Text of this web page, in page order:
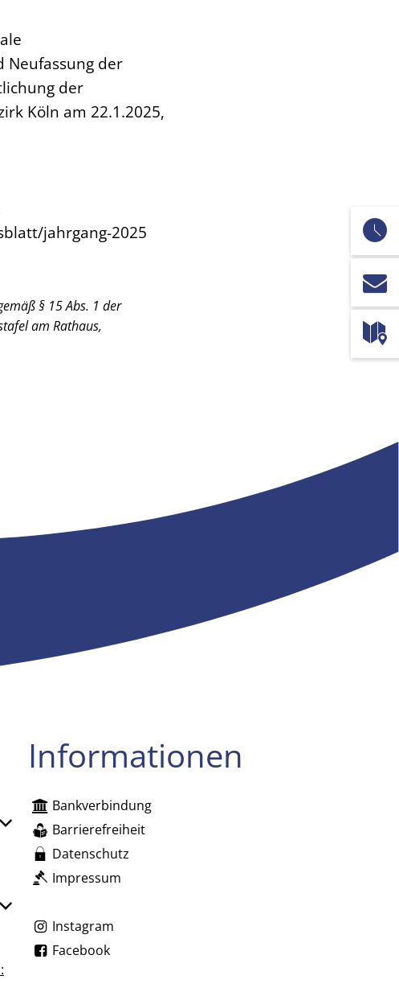
Neufassung der
der
Köln am 22.1.2025,
jahrgang-2025
§ 15 Abs. 1 der
am Rathaus,
auszublenden
Informationen
Bankverbindung
Barrierefreiheit
Datenschutz
Impressum
Instagram
Facebook